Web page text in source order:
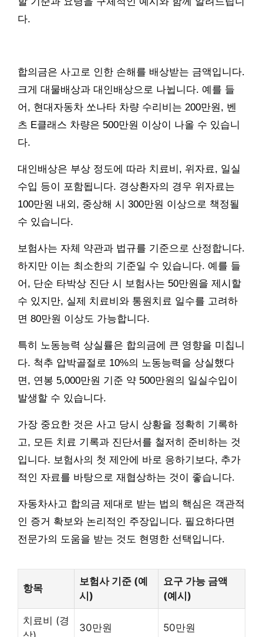
다.
합의금은 사고로 인한 손해를 배상받는 금액입니다.
크게 대물배상과 대인배상으로 나뉩니다. 예를 들
어, 현대자동차 쏘나타 차량 수리비는 200만원, 벤
츠 E클래스 차량은 500만원 이상이 나올 수 있습니
다.
대인배상은 부상 정도에 따라 치료비, 위자료, 일실
수입 등이 포함됩니다. 경상환자의 경우 위자료는
100만원 내외, 중상해 시 300만원 이상으로 책정될
수 있습니다.
보험사는 자체 약관과 법규를 기준으로 산정합니다.
하지만 이는 최소한의 기준일 수 있습니다. 예를 들
어, 단순 타박상 진단 시 보험사는 50만원을 제시할
수 있지만, 실제 치료비와 통원치료 일수를 고려하
면 80만원 이상도 가능합니다.
특히 노동능력 상실률은 합의금에 큰 영향을 미칩니
다. 척추 압박골절로 10%의 노동능력을 상실했다
면, 연봉 5,000만원 기준 약 500만원의 일실수입이
발생할 수 있습니다.
가장 중요한 것은 사고 당시 상황을 정확히 기록하
고, 모든 치료 기록과 진단서를 철저히 준비하는 것
입니다. 보험사의 첫 제안에 바로 응하기보다, 추가
적인 자료를 바탕으로 재협상하는 것이 좋습니다.
자동차사고 합의금 제대로 받는 법의 핵심은 객관적
인 증거 확보와 논리적인 주장입니다. 필요하다면
전문가의 도움을 받는 것도 현명한 선택입니다.
항목
보험사 기준 (예
시)
요구 가능 금액
(예시)
치료비 (경
30만원 50만원